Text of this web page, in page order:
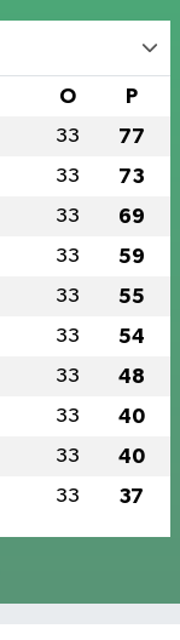
O P
33 77
33 73
33 69
33 59
33 55
33 54
33 48
33 40
33 40
33 37